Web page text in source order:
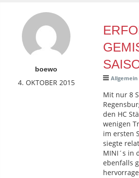
boewo
4. OKTOBER 2015 Allgemein
Mit nur 8
den HC
wenigen
im ersten
siegte
MINI´s in
ebenfalls